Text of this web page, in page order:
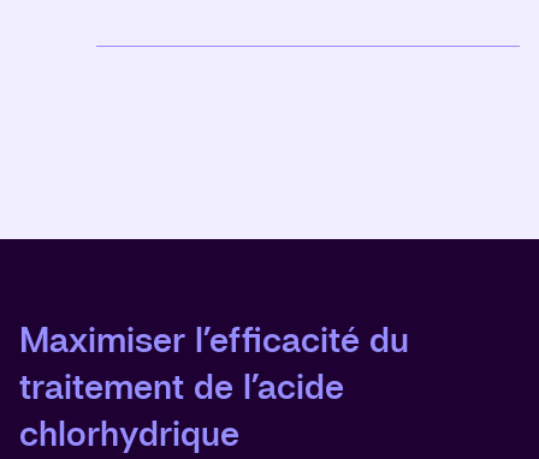
Maximiser l’efficacité du
traitement de l’acide
chlorhydrique